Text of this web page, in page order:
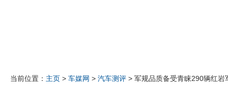
当前位置： 主页 > 车媒网 > 汽车测评 > 军规品质备受青睐290辆红岩